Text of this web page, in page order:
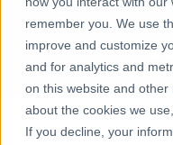
remember you. We use
improve and customize
and for analytics and
on this website and
about the cookies we
If you decline, your
Solutions
Blog
Help & Support
Portal
Icon Map Catalog
Europe
Transport, Mobility
(Gares et
← Back to Catalog